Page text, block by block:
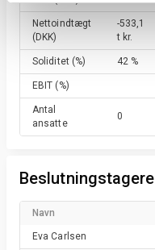
Nettoindtægt
(DKK)
-533,1
t kr.
Soliditet (%) 42 %
EBIT (%)
Antal
ansatte
0
Beslutningstagere
Navn
Eva Carlsen